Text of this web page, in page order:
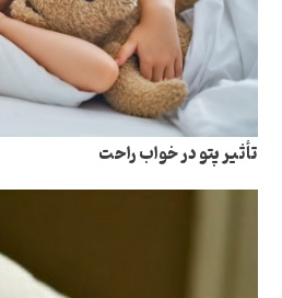
تأثیر پتو در خواب راحت